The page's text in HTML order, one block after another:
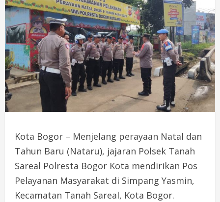
Kota Bogor – Menjelang perayaan Natal dan
Tahun Baru (Nataru), jajaran Polsek Tanah
Sareal Polresta Bogor Kota mendirikan Pos
Pelayanan Masyarakat di Simpang Yasmin,
Kecamatan Tanah Sareal, Kota Bogor.